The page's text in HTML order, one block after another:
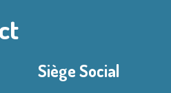
Siège Social